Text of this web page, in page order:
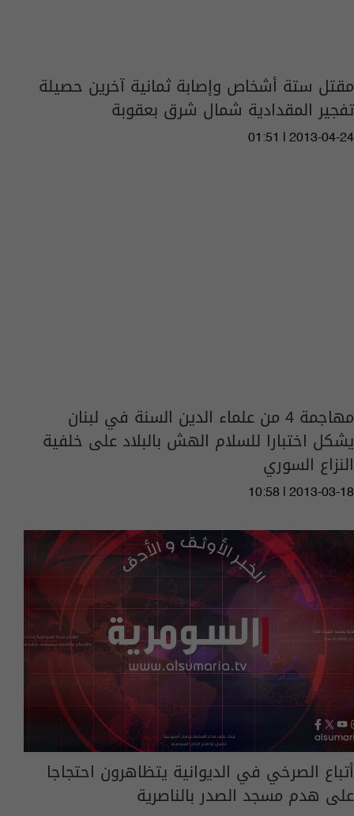
مقتل ستة أشخاص وإصابة ثمانية آخرين حصيلة
تفجير المقدادية شمال شرق بعقوبة
01:51 | 2013-04-24
مهاجمة 4 من علماء الدين السنة في لبنان
يشكل اختبارا للسلام الهش بالبلاد على خلفية
النزاع السوري
10:58 | 2013-03-18
أتباع الصرخي في الديوانية يتظاهرون احتجاجا
على هدم مسجد الصدر بالناصرية